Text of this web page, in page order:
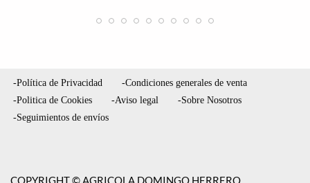
-Política de Privacidad
-Condiciones generales de venta
-Politica de Cookies
-Aviso legal
-Sobre Nosotros
-Seguimientos de envíos
COPYRIGHT © AGRICOLA DOMINGO HERRERO